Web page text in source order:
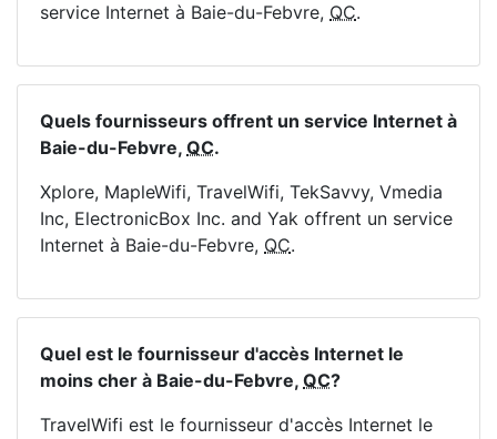
service Internet à Baie-du-Febvre, QC.
Quels fournisseurs offrent un service Internet à
Baie-du-Febvre, QC.
Xplore, MapleWifi, TravelWifi, TekSavvy, Vmedia
Inc, ElectronicBox Inc. and Yak offrent un service
Internet à Baie-du-Febvre, QC.
Quel est le fournisseur d'accès Internet le
moins cher à Baie-du-Febvre, QC?
TravelWifi est le fournisseur d'accès Internet le